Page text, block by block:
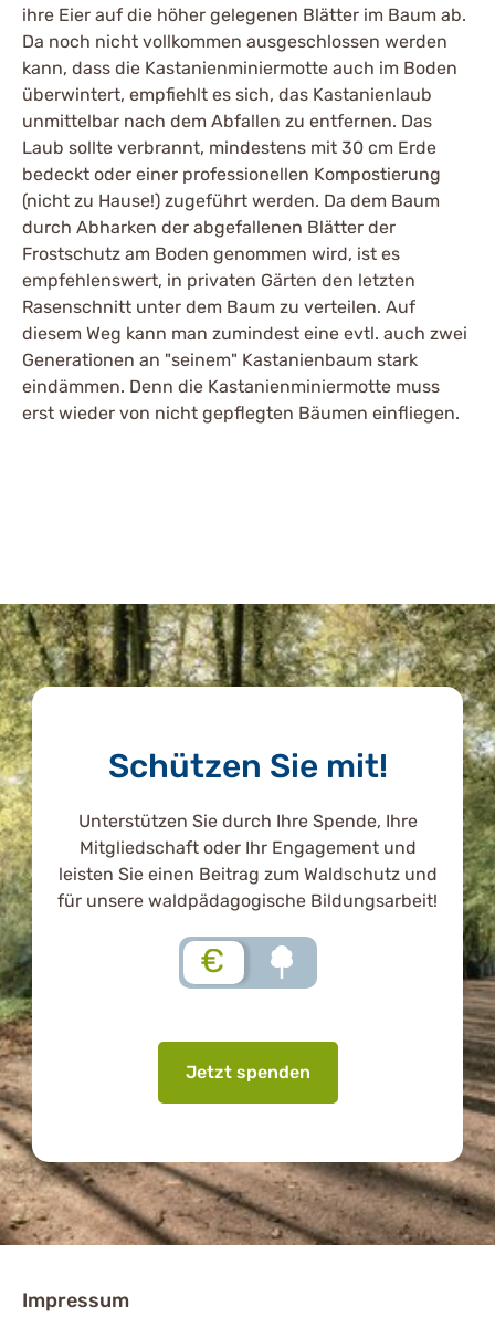
ihre Eier auf die höher gelegenen Blätter im Baum ab.
Da noch nicht vollkommen ausgeschlossen werden
kann, dass die Kastanienminiermotte auch im Boden
überwintert, empfiehlt es sich, das Kastanienlaub
unmittelbar nach dem Abfallen zu entfernen. Das
Laub sollte verbrannt, mindestens mit 30 cm Erde
bedeckt oder einer professionellen Kompostierung
(nicht zu Hause!) zugeführt werden. Da dem Baum
durch Abharken der abgefallenen Blätter der
Frostschutz am Boden genommen wird, ist es
empfehlenswert, in privaten Gärten den letzten
Rasenschnitt unter dem Baum zu verteilen. Auf
diesem Weg kann man zumindest eine evtl. auch zwei
Generationen an "seinem" Kastanienbaum stark
eindämmen. Denn die Kastanienminiermotte muss
erst wieder von nicht gepflegten Bäumen einfliegen.
Schützen Sie mit!
Unterstützen Sie durch Ihre Spende, Ihre
Mitgliedschaft oder Ihr Engagement und
leisten Sie einen Beitrag zum Waldschutz und
für unsere waldpädagogische Bildungsarbeit!
€
Jetzt spenden
Impressum